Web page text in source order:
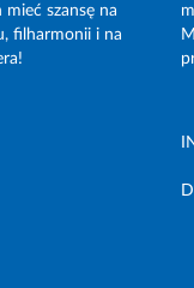
szansę na
filharmonii i na